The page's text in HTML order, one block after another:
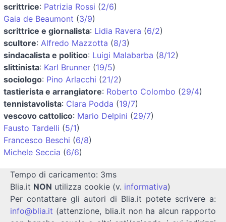
scrittrice: Patrizia Rossi (2/6)
Gaia de Beaumont (3/9)
scrittrice e giornalista: Lidia Ravera (6/2)
scultore: Alfredo Mazzotta (8/3)
sindacalista e politico: Luigi Malabarba (8/12)
slittinista: Karl Brunner (19/5)
sociologo: Pino Arlacchi (21/2)
tastierista e arrangiatore: Roberto Colombo (29/4)
tennistavolista: Clara Podda (19/7)
vescovo cattolico: Mario Delpini (29/7)
Fausto Tardelli (5/1)
Francesco Beschi (6/8)
Michele Seccia (6/6)
Tempo di caricamento: 3ms
Blia.it NON utilizza cookie (v. informativa)
Per contattare gli autori di Blia.it potete scrivere a:
info@blia.it (attenzione, blia.it non ha alcun rapporto